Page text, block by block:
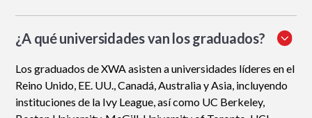
¿A qué universidades van los graduados?
Los graduados de XWA asisten a universidades líderes en el
Reino Unido, EE. UU., Canadá, Australia y Asia, incluyendo
instituciones de la Ivy League, así como UC Berkeley,